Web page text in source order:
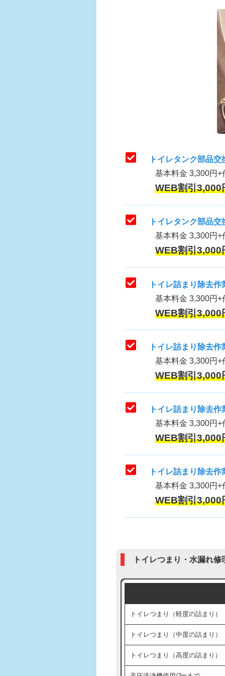
トイレタンク部品
基本料金 3,300円
WEB割引
トイレタンク部品
基本料金 3,300円+
WEB割引
トイレ詰まり除去作
基本料金 3,300円+
WEB割引
トイレ詰まり除去
基本料金 3,300円+
WEB割引
トイレ詰まり除去
基本料金 3,300円+
WEB割引
トイレ詰まり除去
基本料金 3,300円+
WEB割引
トイレつまり・水漏れ
トイレつまり（軽度の詰まり）
トイレつまり（中度の詰まり）
トイレつまり（高度の詰まり）